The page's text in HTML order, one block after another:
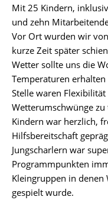
125
Jahre
CVJM
Johannis
Fotoalbum
Jungscharfreizeit
2026
ChurchNight
2025
Jungscharfreizeit
2025
Mit 25 Kindern,
und zehn
Vor Ort wurden wir
kurze Zeit später
Wetter sollte uns die
Temperaturen
Stelle waren
Wetterumschwünge
Kindern war herzlich,
Hilfsbereitschaft
Jungscharlern war
Programmpunkten
Kleingruppen in denen
gespielt wurde.